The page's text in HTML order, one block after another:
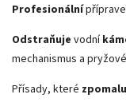
Profesionální
Odstraňuje vodní
mechanismus a
Přísady, které